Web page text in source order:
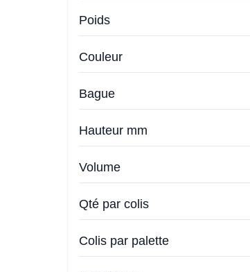
Poids
Couleur
Bague
Hauteur mm
Volume
Qté par colis
Colis par palette